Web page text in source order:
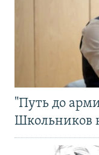
"Путь до
Школьников